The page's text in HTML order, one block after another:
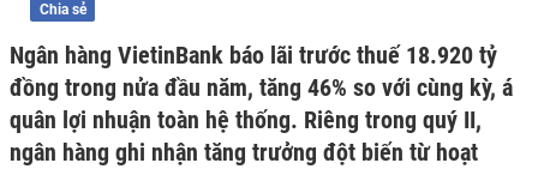
Chia sẻ
Ngân hàng VietinBank báo lãi trước thuế 18.920 tỷ
đồng trong nửa đầu năm, tăng 46% so với cùng kỳ, á
quân lợi nhuận toàn hệ thống. Riêng trong quý II,
ngân hàng ghi nhận tăng trưởng đột biến từ hoạt